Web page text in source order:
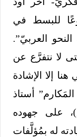
للبسط في
العربيّ”.
لا نتفرَّع عن
إلا الإشادة
المَكارم” أستاذ
بدار العلوم (ت 2015م)، على جهوده
له بمُؤلَّفات